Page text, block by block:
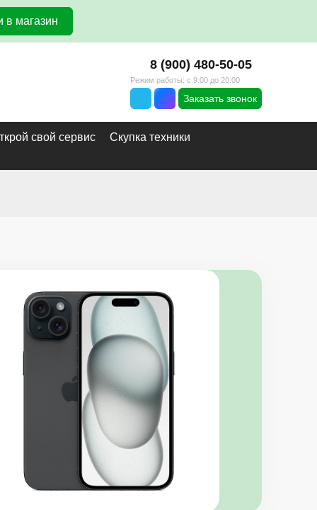
в магазин
8 (900) 480-50-05
Режим работы: с 9:00 до 20:00
Заказать звонок
свой сервис Скупка техники